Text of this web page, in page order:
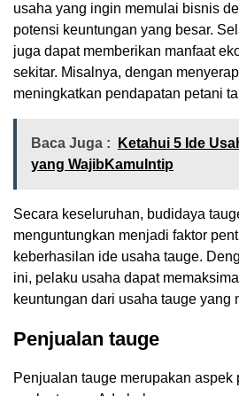
usaha yang ingin memulai bisnis
potensi keuntungan yang besar.
juga dapat memberikan manfaat
sekitar. Misalnya, dengan
meningkatkan pendapatan petani
Baca Juga :
Ketahui 5 Ide
yang WajibKamuIntip
Secara keseluruhan, budidaya
menguntungkan menjadi faktor
keberhasilan ide usaha tauge.
ini, pelaku usaha dapat
keuntungan dari usaha tauge yang
Penjualan tauge
Penjualan tauge merupakan aspek